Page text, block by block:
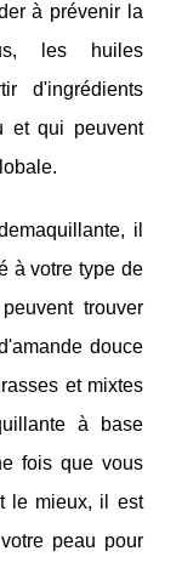
à prévenir la
les huiles
d'ingrédients
et qui peuvent
il
à votre type de
trouver
douce
et mixtes
à base
fois que vous
le mieux, il est
peau pour